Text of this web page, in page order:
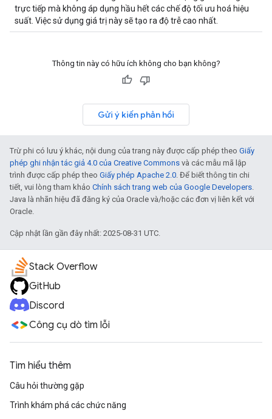
trực tiếp mà không áp dụng hầu hết các chế độ tối ưu hoá hiệu
suất. Việc sử dụng giá trị này sẽ tạo ra độ trễ cao nhất.
Thông tin này có hữu ích không cho bạn không?
Gửi ý kiến phản hồi
Trừ phi có lưu ý khác, nội dung của trang này được cấp phép theo Giấy
phép ghi nhận tác giả 4.0 của Creative Commons và các mẫu mã lập
trình được cấp phép theo Giấy phép Apache 2.0. Để biết thông tin chi
tiết, vui lòng tham khảo Chính sách trang web của Google Developers.
Java là nhãn hiệu đã đăng ký của Oracle và/hoặc các đơn vị liên kết với
Oracle.
Cập nhật lần gần đây nhất: 2025-08-31 UTC.
Stack Overflow
GitHub
Discord
Công cụ dò tìm lỗi
Tìm hiểu thêm
Câu hỏi thường gặp
Trình khám phá các chức năng